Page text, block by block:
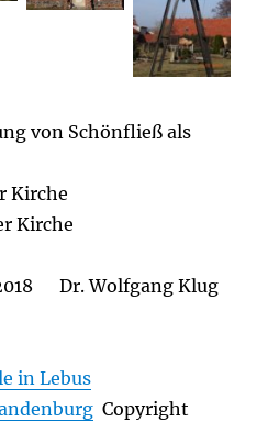
von Schönfließ als
Kirche
Kirche
Dr. Wolfgang Klug
in Lebus
Copyright